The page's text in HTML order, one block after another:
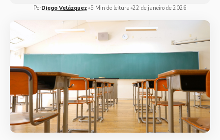
PorDiego Velázquez 5 Min de leitura 22 de janeiro de 2026